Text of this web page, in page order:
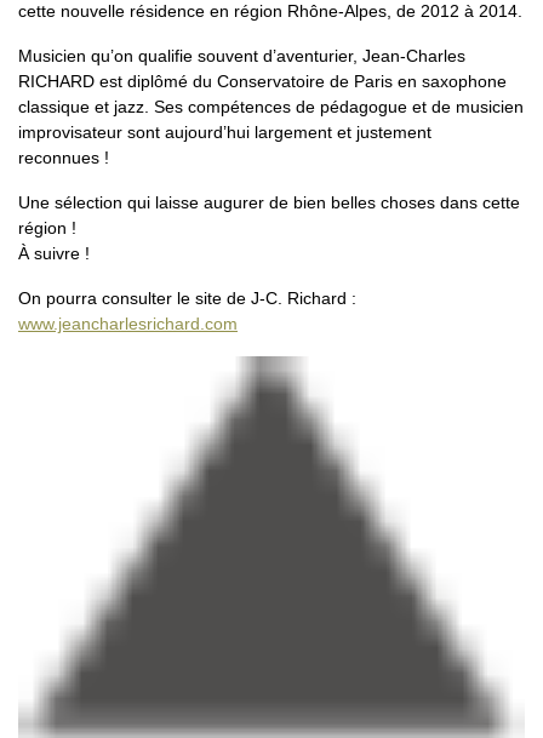
cette nouvelle résidence en région Rhône-Alpes, de 2012 à 2014.
Musicien qu’on qualifie souvent d’aventurier, Jean-Charles
RICHARD est diplômé du Conservatoire de Paris en saxophone
classique et jazz. Ses compétences de pédagogue et de musicien
improvisateur sont aujourd’hui largement et justement
reconnues !
Une sélection qui laisse augurer de bien belles choses dans cette
région !
À suivre !
On pourra consulter le site de J-C. Richard :
www.jeancharlesrichard.com